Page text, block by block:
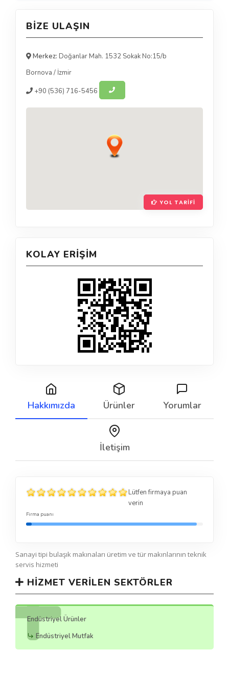
BIZE ULAŞIN
Merkez: Doğanlar Mah. 1532 Sokak No:15/b
Bornova / İzmir
+90 (536) 716-5456
YOL TARIFI
KOLAY ERIŞIM
Hakkımızda Ürünler Yorumlar
İletişim
Lütfen firmaya puan
verin
Firma puanı
Sanayi tipi bulaşık makınaları üretim ve tür makınlarının teknik
servis hizmeti
HIZMET VERILEN SEKTÖRLER
Endüstriyel Ürünler
Endüstriyel Mutfak